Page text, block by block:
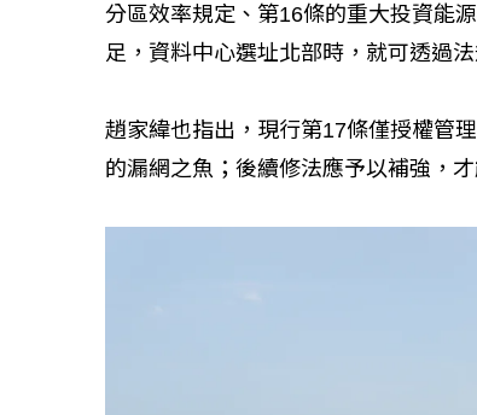
分區效率規定、第16條的重大投資能
足，資料中心選址北部時，就可透過
趙家緯也指出，現行第17條僅授權管
的漏網之魚；後續修法應予以補強，